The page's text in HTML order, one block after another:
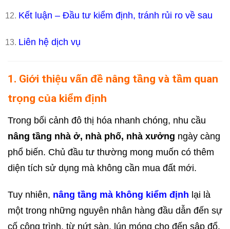
Kết luận – Đầu tư kiểm định, tránh rủi ro về sau
Liên hệ dịch vụ
1. Giới thiệu vấn đề nâng tầng và tầm quan
trọng của kiểm định
Trong bối cảnh đô thị hóa nhanh chóng, nhu cầu
nâng tầng nhà ở, nhà phố, nhà xưởng ngày càng
phổ biến. Chủ đầu tư thường mong muốn có thêm
diện tích sử dụng mà không cần mua đất mới.
Tuy nhiên, nâng tầng mà không kiểm định lại là
một trong những nguyên nhân hàng đầu dẫn đến sự
cố công trình, từ nứt sàn, lún móng cho đến sập đổ.